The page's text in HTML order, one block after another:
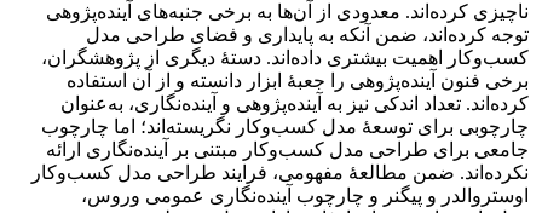
ناچیزی کرده‌اند. معدودی از آن‌ها به برخی جنبه‌های آینده‌پژوهی
توجه کرده‌اند، ضمن آنکه به پایداری و فضای طراحی مدل
کسب‌وکار اهمیت بیشتری داده‌اند. دستۀ دیگری از پژوهشگران،
برخی فنون آینده‌پژوهی را جعبۀ ‌ابزار دانسته و از آن استفاده
کرده‌اند. تعداد اندکی نیز به آینده‌پژوهی و آینده‌نگاری، به‌عنوان
چارچوبی برای توسعۀ مدل کسب‌وکار نگریسته‌اند؛ اما چارچوب
جامعی برای طراحی مدل کسب‌وکار مبتنی بر آینده‌نگاری ارائه
نکرده‌اند. ضمن مطالعۀ مفهومی، فرایند طراحی مدل کسب‌وکار
اوستروالدر و پیگنر و چارچوب آینده‌نگاری عمومی وروس،